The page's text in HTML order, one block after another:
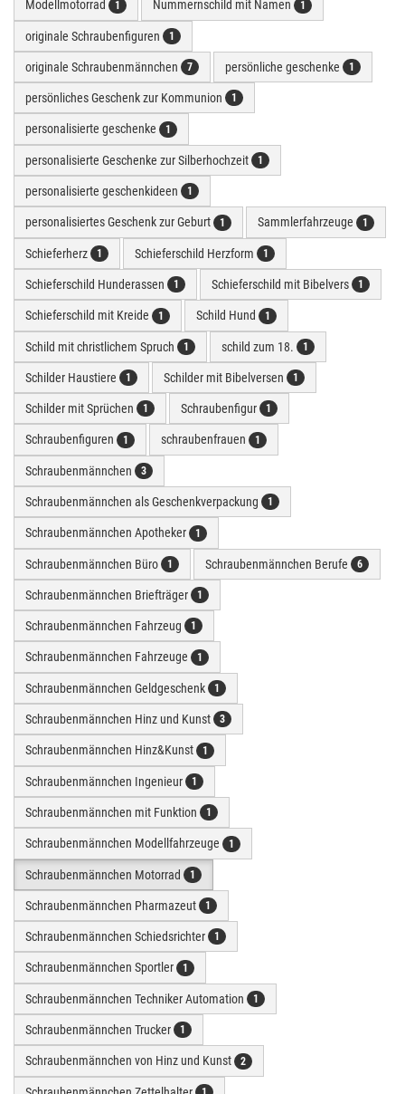
Modellmotorrad 1 Nummernschild mit Namen 1
originale Schraubenfiguren 1
originale Schraubenmännchen 7 persönliche geschenke 1
persönliches Geschenk zur Kommunion 1
personalisierte geschenke 1
personalisierte Geschenke zur Silberhochzeit 1
personalisierte geschenkideen 1
personalisiertes Geschenk zur Geburt 1 Sammlerfahrzeuge 1
Schieferherz 1 Schieferschild Herzform 1
Schieferschild Hunderassen 1 Schieferschild mit Bibelvers 1
Schieferschild mit Kreide 1 Schild Hund 1
Schild mit christlichem Spruch 1 schild zum 18. 1
Schilder Haustiere 1 Schilder mit Bibelversen 1
Schilder mit Sprüchen 1 Schraubenfigur 1
Schraubenfiguren 1 schraubenfrauen 1
Schraubenmännchen 3
Schraubenmännchen als Geschenkverpackung 1
Schraubenmännchen Apotheker 1
Schraubenmännchen Büro 1 Schraubenmännchen Berufe 6
Schraubenmännchen Briefträger 1
Schraubenmännchen Fahrzeug 1
Schraubenmännchen Fahrzeuge 1
Schraubenmännchen Geldgeschenk 1
Schraubenmännchen Hinz und Kunst 3
Schraubenmännchen Hinz&Kunst 1
Schraubenmännchen Ingenieur 1
Schraubenmännchen mit Funktion 1
Schraubenmännchen Modellfahrzeuge 1
Schraubenmännchen Motorrad 1
Schraubenmännchen Pharmazeut 1
Schraubenmännchen Schiedsrichter 1
Schraubenmännchen Sportler 1
Schraubenmännchen Techniker Automation 1
Schraubenmännchen Trucker 1
Schraubenmännchen von Hinz und Kunst 2